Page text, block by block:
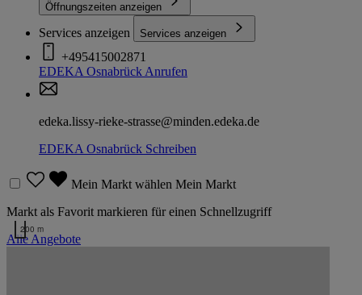
Öffnungszeiten anzeigen
Services anzeigen Services anzeigen
+495415002871
EDEKA Osnabrück Anrufen
edeka.lissy-rieke-strasse@minden.edeka.de
EDEKA Osnabrück Schreiben
Mein Markt wählen Mein Markt
Markt als Favorit markieren für einen Schnellzugriff
Alle Angebote
200 m